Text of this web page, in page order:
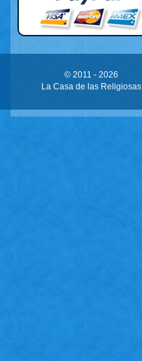
© 2011 -2026
La Casa de las Religiosas